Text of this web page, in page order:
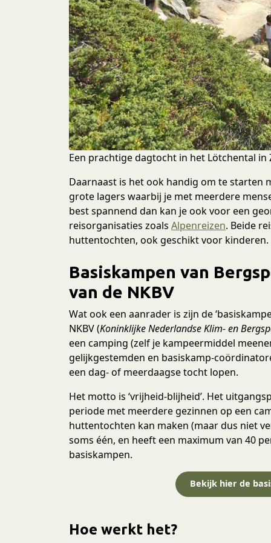
c
t
i
e
Een prachtige dagtocht in het Lötchental in
Daarnaast is het ook handig om te starten
grote lagers waarbij je met meerdere
best spannend dan kan je ook voor een
reisorganisaties zoals Alpenreizen. Beide
huttentochten, ook geschikt voor kinderen.
Basiskampen van
van de NKBV
Wat ook een aanrader is zijn de
NKBV (Koninklijke Nederlandse Klim- en
een camping (zelf je kampeermiddel
gelijkgestemden en basiskamp-
een dag- of meerdaagse tocht lopen.
Het motto is ‘vrijheid-blijheid’. Het
periode met meerdere gezinnen op een
huttentochten kan maken (maar dus niet
soms één, en heeft een maximum van 40
basiskampen.
Bekijk hier de
Hoe werkt het?